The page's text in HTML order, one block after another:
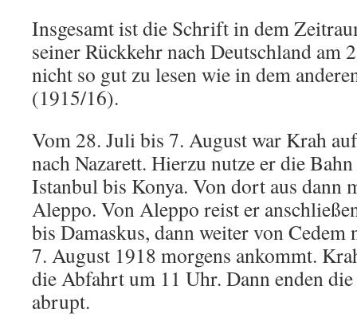
Insgesamt ist die Schrift in dem
seiner Rückkehr nach Deutschland am
nicht so gut zu lesen wie in dem
(1915/16).
Vom 28. Juli bis 7. August war Krah
nach Nazarett. Hierzu nutze er die
Istanbul bis Konya. Von dort aus dann
Aleppo. Von Aleppo reist er
bis Damaskus, dann weiter von Cedem
7. August 1918 morgens ankommt.
die Abfahrt um 11 Uhr. Dann enden
abrupt.